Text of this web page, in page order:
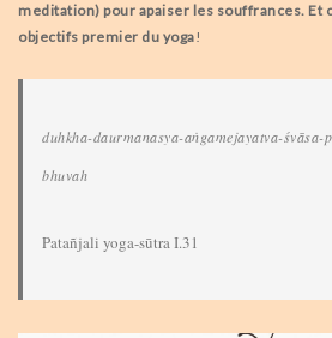
meditation) pour apaiser les souffrances. Et
objectifs premier du yoga!
duhkha-daurmanasya-aṅgamejayatva-śvāsa-
bhuvah
Patañjali yoga-sūtra I.31